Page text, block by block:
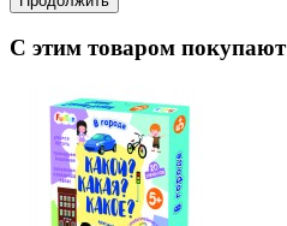
С этим товаром покупают